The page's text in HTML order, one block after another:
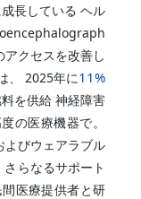
長している ヘル
クセスを改善し
、 2025年に11%
を供給 神経障害
の医療機器で。
よびウェアラブル
らなるサポート
医療提供者と研